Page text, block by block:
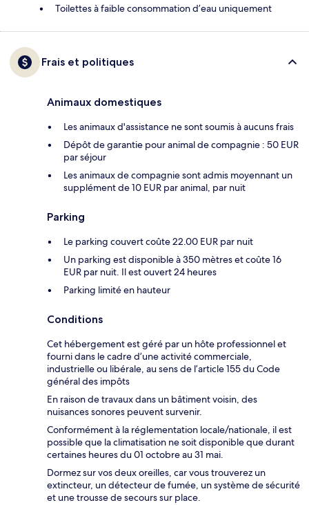
Toilettes à faible consommation d’eau uniquement
Frais et politiques
Animaux domestiques
Les animaux d'assistance ne sont soumis à aucuns frais
Dépôt de garantie pour animal de compagnie : 50 EUR
par séjour
Les animaux de compagnie sont admis moyennant un
supplément de 10 EUR par animal, par nuit
Parking
Le parking couvert coûte 22.00 EUR par nuit
Un parking est disponible à 350 mètres et coûte 16
EUR par nuit. Il est ouvert 24 heures
Parking limité en hauteur
Conditions
Cet hébergement est géré par un hôte professionnel et
fourni dans le cadre d’une activité commerciale,
industrielle ou libérale, au sens de l’article 155 du Code
général des impôts
En raison de travaux dans un bâtiment voisin, des
nuisances sonores peuvent survenir.
Conformément à la réglementation locale/nationale, il est
possible que la climatisation ne soit disponible que durant
certaines heures du 01 octobre au 31 mai.
Dormez sur vos deux oreilles, car vous trouverez un
extincteur, un détecteur de fumée, un système de sécurité
et une trousse de secours sur place.